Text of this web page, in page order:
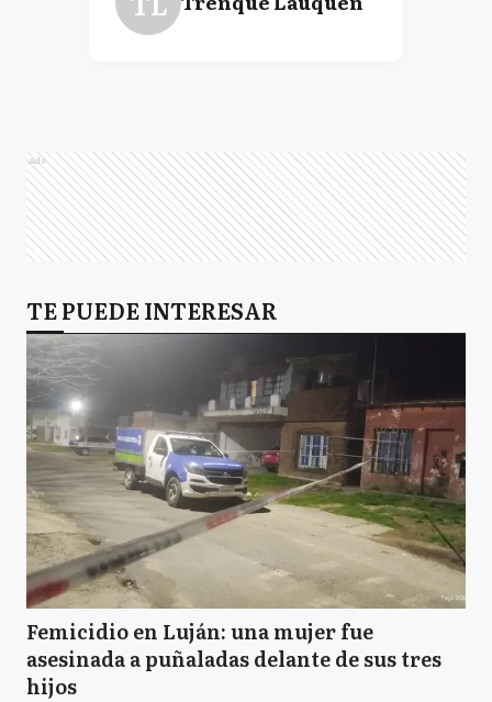
Ads
TE PUEDE INTERESAR
Femicidio en Luján: una mujer fue
asesinada a puñaladas delante de sus tres
hijos